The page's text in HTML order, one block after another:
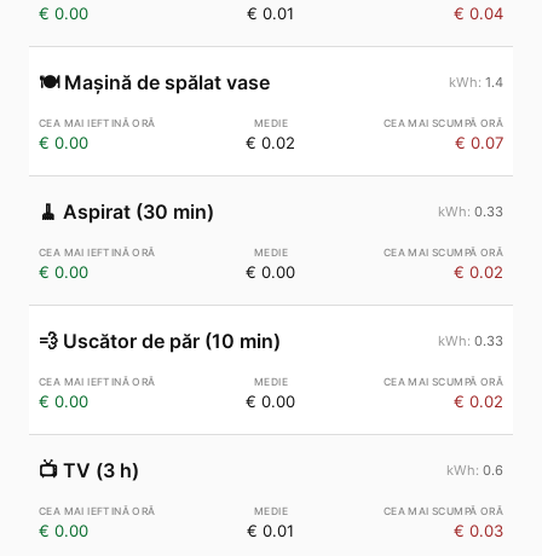
€ 0.00 € 0.01 € 0.04
🍽️ Mașină de spălat vase 1.4
€ 0.00 € 0.02 € 0.07
🧹 Aspirat (30 min) 0.33
€ 0.00 € 0.00 € 0.02
💨 Uscător de păr (10 min) 0.33
€ 0.00 € 0.00 € 0.02
📺 TV (3 h) 0.6
€ 0.00 € 0.01 € 0.03